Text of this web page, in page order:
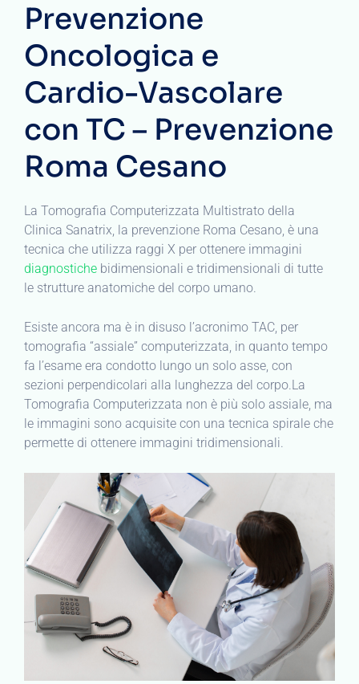
Prevenzione
Oncologica e
Cardio-Vascolare
con TC – Prevenzione
Roma Cesano
La Tomografia Computerizzata Multistrato della
Clinica Sanatrix, la prevenzione Roma Cesano, è una
tecnica che utilizza raggi X per ottenere immagini
diagnostiche bidimensionali e tridimensionali di tutte
le strutture anatomiche del corpo umano.
Esiste ancora ma è in disuso l’acronimo TAC, per
tomografia “assiale” computerizzata, in quanto tempo
fa l’esame era condotto lungo un solo asse, con
sezioni perpendicolari alla lunghezza del corpo.La
Tomografia Computerizzata non è più solo assiale, ma
le immagini sono acquisite con una tecnica spirale che
permette di ottenere immagini tridimensionali.